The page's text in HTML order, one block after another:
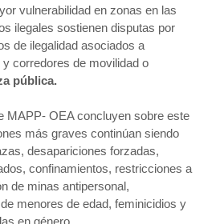
vulnerabilidad en zonas en las
ilegales sostienen disputas por
de ilegalidad asociados a
corredores de movilidad o
pública.
MAPP- OEA concluyen sobre este
más graves continúan siendo
desapariciones forzadas,
confinamientos, restricciones a
de minas antipersonal,
menores de edad, feminicidios y
en género.